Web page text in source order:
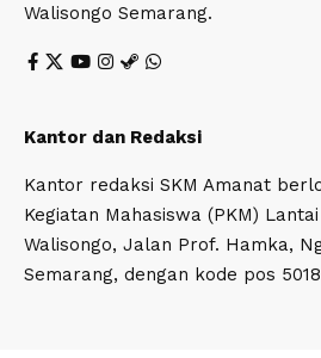
Walisongo Semarang.
Kantor dan Redaksi
Kantor redaksi SKM Amanat
Kegiatan Mahasiswa (PKM)
Walisongo, Jalan Prof. Hamka,
Semarang, dengan kode pos